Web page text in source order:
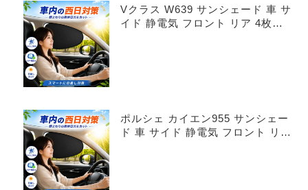
Vクラス W639 サンシェード 車 サ
イド 静電気 フロント リア 4枚セ
ポルシェ カイエン955 サンシェー
ド 車 サイド 静電気 フロント リア